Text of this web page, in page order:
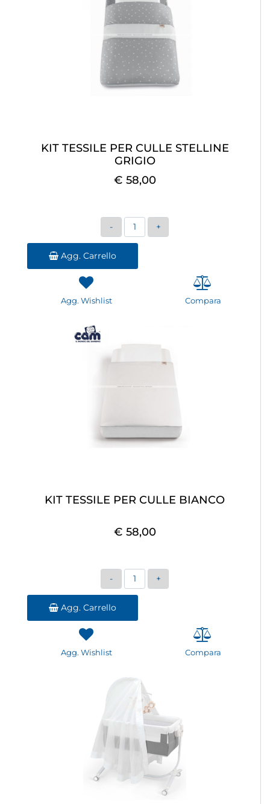
KIT TESSILE PER CULLE STELLINE
GRIGIO
€ 58,00
Quantità
Agg. Carrello
Agg. Wishlist Compara
KIT TESSILE PER CULLE BIANCO
€ 58,00
Quantità
Agg. Carrello
Agg. Wishlist Compara